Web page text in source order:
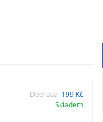
Doprava: 199 Kč
Skladem